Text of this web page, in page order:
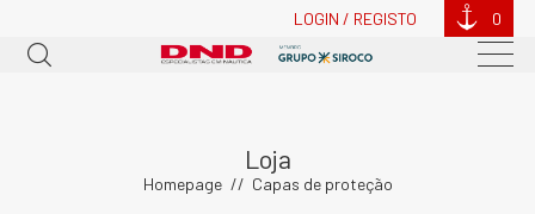
LOGIN / REGISTO 0
Loja
Homepage Capas de proteção